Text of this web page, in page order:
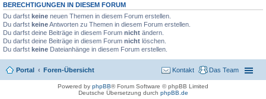
BERECHTIGUNGEN IN DIESEM FORUM
Du darfst keine neuen Themen in diesem Forum erstellen.
Du darfst keineAntworten zu Themen in diesem Forum erstellen.
Du darfst deine Beiträge in diesem Forum nicht ändern.
Du darfst deine Beiträge in diesem Forum nicht löschen.
Du darfst keine Dateianhänge in diesem Forum erstellen.
Portal Foren-Übersicht Das Team
Kontakt
Powered by phpBB® Forum Software © phpBB Limited
Deutsche Übersetzung durch phpBB.de